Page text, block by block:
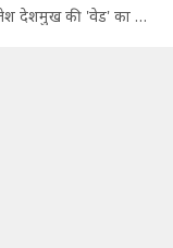
प्रदर्शन जारी, जानिए अब तक की कमाई